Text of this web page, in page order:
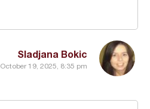
Sladjana Bokic
October 19, 2025, 8:35 pm